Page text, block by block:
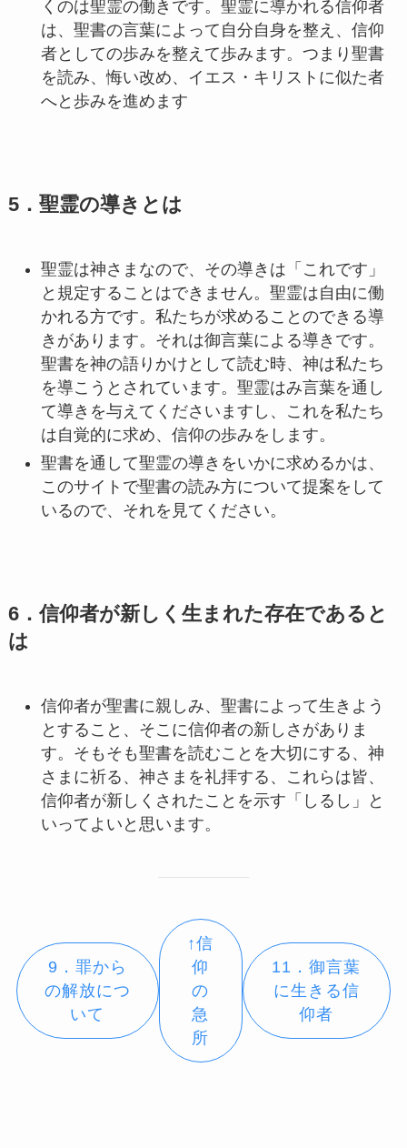
くのは聖霊の働きです。聖霊に導かれる信仰者
は、聖書の言葉によって自分自身を整え、信仰
者としての歩みを整えて歩みます。つまり聖書
を読み、悔い改め、イエス・キリストに似た者
へと歩みを進めます
5．聖霊の導きとは
聖霊は神さまなので、その導きは「これです」
と規定することはできません。聖霊は自由に働
かれる方です。私たちが求めることのできる導
きがあります。それは御言葉による導きです。
聖書を神の語りかけとして読む時、神は私たち
を導こうとされています。聖霊はみ言葉を通し
て導きを与えてくださいますし、これを私たち
は自覚的に求め、信仰の歩みをします。
聖書を通して聖霊の導きをいかに求めるかは、
このサイトで聖書の読み方について提案をして
いるので、それを見てください。
6．信仰者が新しく生まれた存在であると
は
信仰者が聖書に親しみ、聖書によって生きよう
とすること、そこに信仰者の新しさがありま
す。そもそも聖書を読むことを大切にする、神
さまに祈る、神さまを礼拝する、これらは皆、
信仰者が新しくされたことを示す「しるし」と
いってよいと思います。
9．罪から
の解放につ
いて
↑信
仰
の
急
所
11．御言葉
に生きる信
仰者